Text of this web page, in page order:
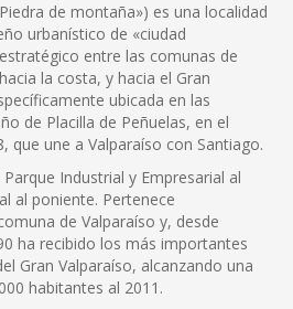
de montaña») es una localidad
urbanístico de «ciudad
entre las comunas de
la costa, y hacia el Gran
ubicada en las
de Placilla de Peñuelas, en el
que une a Valparaíso con Santiago.
Industrial y Empresarial al
al poniente. Pertenece
de Valparaíso y, desde
ha recibido los más importantes
Gran Valparaíso, alcanzando una
habitantes al 2011.